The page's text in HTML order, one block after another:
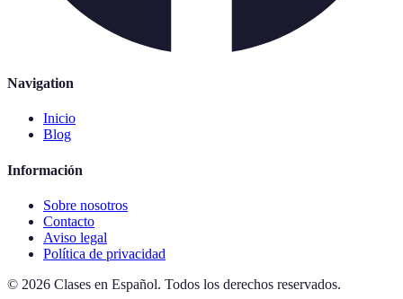
Navigation
Inicio
Blog
Información
Sobre nosotros
Contacto
Aviso legal
Política de privacidad
© 2026 Clases en Español. Todos los derechos reservados.